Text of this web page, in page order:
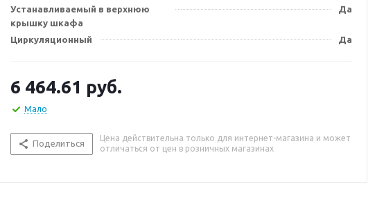
Устанавливаемый в верхнюю
крышку шкафа
Да
Циркуляционный Да
6 464.61 руб.
Мало
Поделиться
Цена действительна только для интернет-магазина и может
отличаться от цен в розничных магазинах